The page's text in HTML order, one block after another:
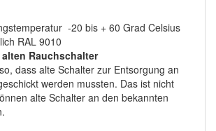
-20 bis + 60 Grad Celsius
RAL 9010
Rauchschalter
dass alte Schalter zur Entsorgung an
werden mussten. Das ist nicht
alte Schalter an den bekannten